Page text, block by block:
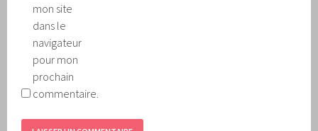
mon site
dans le
navigateur
pour mon
prochain
commentaire.